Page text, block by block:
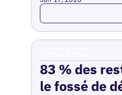
Read more
83 % des
le fossé de